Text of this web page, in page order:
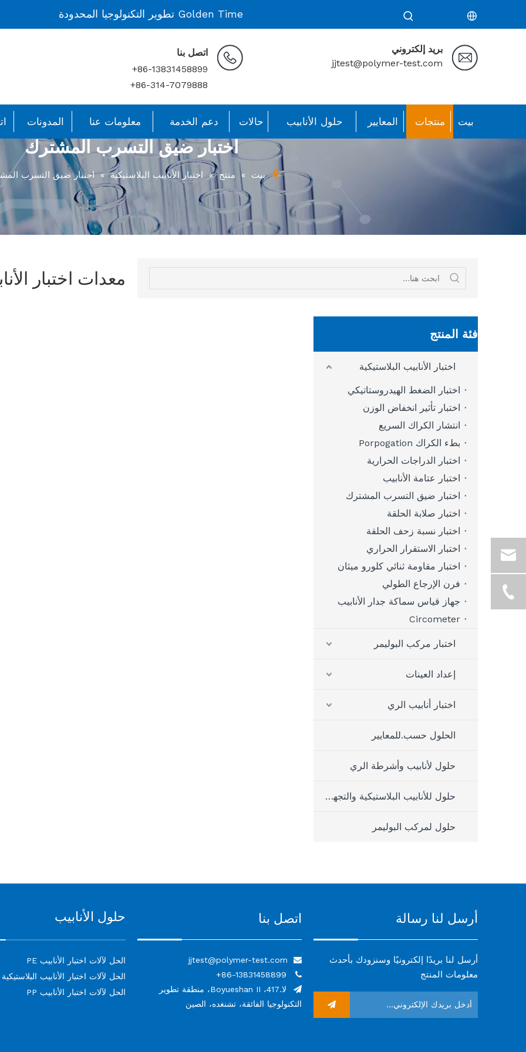
Golden Time تطوير التكنولوجيا المحدودة
اتصل بنا
86-13831458899+
86-314-7079888+
بريد إلكتروني
jjtest@polymer-test.com
بيت منتجات المعايير حلول الأنابيب حالات دعم الخدمة معلومات عنا المدونات
اختبار ضيق التسرب المشترك
بيت » منتج » اختبار الأنابيب البلاستيكية » اختبار ضيق التسرب
معدات اختبار
فئة المنتج
اختبار الأنابيب البلاستيكية
اختبار الضغط الهيدروستاتيكي
اختبار تأثير انخفاض الوزن
انتشار الكراك السريع
بطء الكراك Porpogation
اختبار الدراجات الحرارية
اختبار عتامة الأنابيب
اختبار ضيق التسرب المشترك
اختبار صلابة الحلقة
اختبار نسبة زحف الحلقة
اختبار الاستقرار الحراري
اختبار مقاومة ثنائي كلورو ميثان
فرن الإرجاع الطولي
جهاز قياس سماكة جدار الأنابيب
Circometer
اختبار مركب البوليمر
إعداد العينات
اختبار أنابيب الري
الحلول حسب.للمعايير
حلول لأنابيب وأشرطة الري
حلول للأنابيب البلاستيكية والتجهيزات
حلول لمركب البوليمر
حلول الأنابيب
الحل لآلات اختبار الأنابيب PE
الحل لآلات اختبار الأنابيب البلاستيكية
الحل لآلات اختبار الأنابيب PP
اتصل بنا

jjtest@polymer-test.com


لا.417، Boyueshan II، منطقة تطوير
التكنولوجيا الفائقة، تشنغده، الصين
أرسل لنا رسالة
أرسل لنا بريدًا إلكترونيًا وسنزودك بأحدث
معلومات المنتج